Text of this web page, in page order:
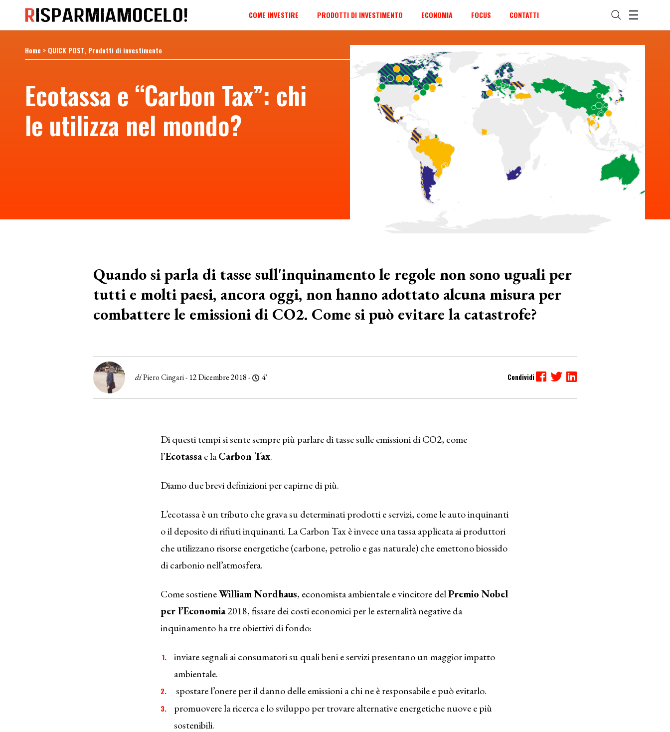
COME INVESTIRE PRODOTTI DI INVESTIMENTO ECONOMIA FOCUS CONTATTI
Home > QUICK POST Prodotti di investimento
Ecotassa e “Carbon Tax”: chi
le utilizza nel mondo?
Quando si parla di tasse sull'inquinamento le regole non sono uguali per
tutti e molti paesi, ancora oggi, non hanno adottato alcuna misura per
combattere le emissioni di CO2. Come si può evitare la catastrofe?
diPiero Cingari- 12 Dicembre 2018 - 4'
Di questi tempi si sente sempre più parlare di tasse sulle emissioni di CO2, come
l’Ecotassae laCarbon Tax.
Diamo due brevi definizioni per capirne di più.
L’ecotassa è un tributo che grava su determinati prodotti e servizi, come le auto inquinanti
o il deposito di rifiuti inquinanti. La Carbon Tax è invece una tassa applicata ai produttori
che utilizzano risorse energetiche (carbone, petrolio e gas naturale) che emettono biossido
di carbonio nell’atmosfera.
Come sostieneWilliam Nordhaus, economista ambientale e vincitore delPremio Nobel
per l’Economia2018, fissare dei costi economici per le esternalità negative da
inquinamento ha tre obiettivi di fondo:
inviare segnali ai consumatori su quali beni e servizi presentano un maggior impatto
ambientale.
spostare l’onere per il danno delle emissioni a chi ne è responsabile e può evitarlo.
promuovere la ricerca e lo sviluppo per trovare alternative energetiche nuove e più
sostenibili.